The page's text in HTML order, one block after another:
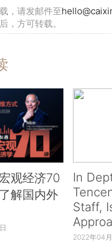
，请发邮件至
，方可转载。
观经济70
解国内外
In
Staff,
2022年04